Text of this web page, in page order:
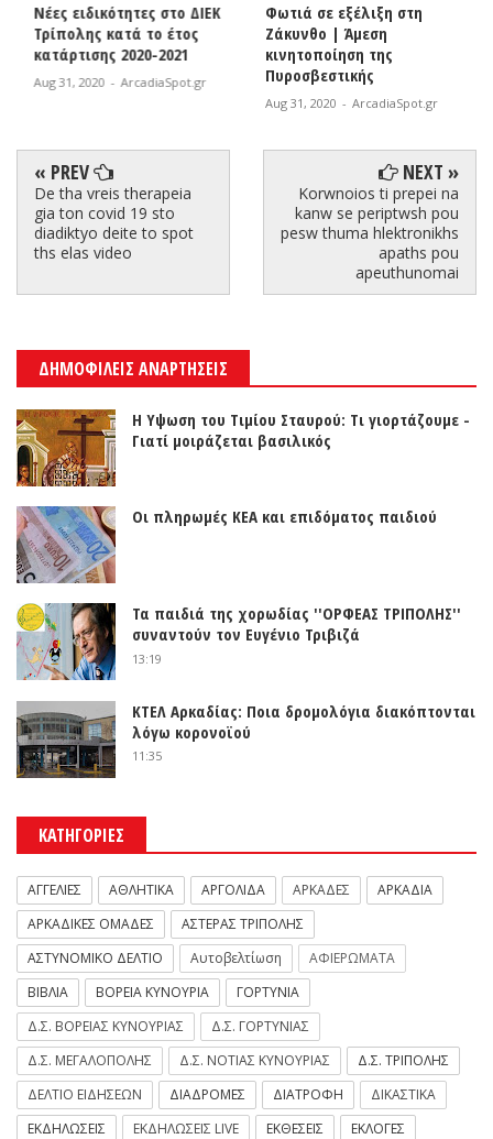
Νέες ειδικότητες στο ΔΙΕΚ
Τρίπολης κατά το έτος
κατάρτισης 2020-2021
Aug 31, 2020 ArcadiaSpot.gr
Φωτιά σε εξέλιξη στη
Ζάκυνθο | Άμεση
κινητοποίηση της
Πυροσβεστικής
Aug 31, 2020 ArcadiaSpot.gr
« PREV
De tha vreis therapeia
gia ton covid 19 sto
diadiktyo deite to spot
ths elas video
NEXT »
Korwnoios ti prepei na
kanw se periptwsh pou
pesw thuma hlektronikhs
apaths pou
apeuthunomai
ΔΗΜΟΦΙΛΕΙΣ ΑΝΑΡΤΗΣΕΙΣ
Η Υψωση του Τιμίου Σταυρού: Τι γιορτάζουμε -
Γιατί μοιράζεται βασιλικός
Οι πληρωμές ΚΕΑ και επιδόματος παιδιού
Τα παιδιά της χορωδίας ''ΟΡΦΕΑΣ ΤΡΙΠΟΛΗΣ''
συναντούν τον Ευγένιο Τριβιζά
13:19
ΚΤΕΛ Αρκαδίας: Ποια δρομολόγια διακόπτονται
λόγω κορονοϊού
11:35
ΚΑΤΗΓΟΡΙΕΣ
ΑΓΓΕΛΙΕΣ ΑΘΛΗΤΙΚΑ ΑΡΓΟΛΙΔΑ ΑΡΚΑΔΕΣ
ΑΡΚΑΔΙΑ
ΑΡΚΑΔΙΚΕΣ ΟΜΑΔΕΣ
ΑΣΤΕΡΑΣ ΤΡΙΠΟΛΗΣ
ΑΣΤΥΝΟΜΙΚΟ ΔΕΛΤΙΟ
Αυτοβελτίωση
ΑΦΙΕΡΩΜΑΤΑ
ΒΙΒΛΙΑ
ΒΟΡΕΙΑ ΚΥΝΟΥΡΙΑ
ΓΟΡΤΥΝΙΑ
Δ.Σ. ΒΟΡΕΙΑΣ ΚΥΝΟΥΡΙΑΣ
Δ.Σ. ΓΟΡΤΥΝΙΑΣ
Δ.Σ. ΜΕΓΑΛΟΠΟΛΗΣ
Δ.Σ. ΝΟΤΙΑΣ ΚΥΝΟΥΡΙΑΣ
Δ.Σ. ΤΡΙΠΟΛΗΣ
ΔΕΛΤΙΟ ΕΙΔΗΣΕΩΝ
ΔΙΑΔΡΟΜΕΣ ΔΙΑΤΡΟΦΗ
ΔΙΚΑΣΤΙΚΑ
ΕΚΔΗΛΩΣΕΙΣ
ΕΚΔΗΛΩΣΕΙΣ LIVE ΕΚΘΕΣΕΙΣ
ΕΚΛΟΓΕΣ